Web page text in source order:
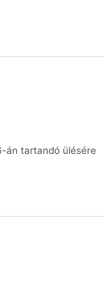
án tartandó ülésére